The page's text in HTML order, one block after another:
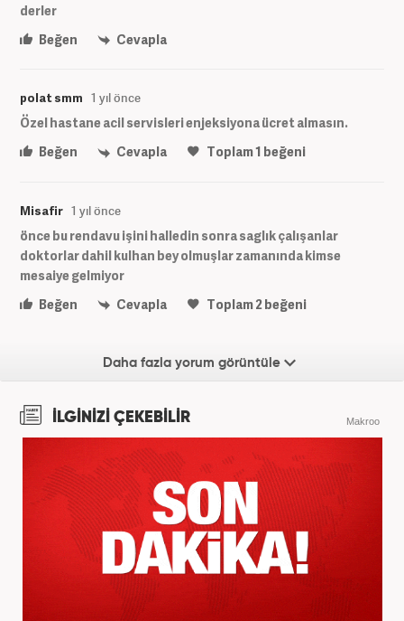
derler
Beğen
Cevapla
polat smm 1 yıl önce
Özel hastane acil servisleri enjeksiyona ücret almasın.
Beğen
Cevapla Toplam1 beğeni
Misafir 1 yıl önce
önce bu rendavu işini halledin sonra saglık çalışanlar
doktorlar dahil kulhan bey olmuşlar zamanında kimse
mesaiye gelmiyor
Beğen
Cevapla Toplam2 beğeni
Daha fazla yorum görüntüle
İLGİNİZİ ÇEKEBİLİR Makroo